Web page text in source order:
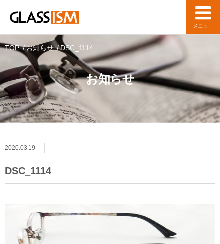
お知らせ
TOP お知らせ DSC_1114
2020.03.19
DSC_1114